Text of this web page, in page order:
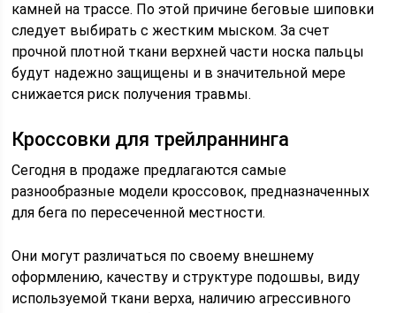
камней на трассе. По этой причине беговые шиповки
следует выбирать с жестким мыском. За счет
прочной плотной ткани верхней части носка пальцы
будут надежно защищены и в значительной мере
снижается риск получения травмы.
Кроссовки для трейлраннинга
Сегодня в продаже предлагаются самые
разнообразные модели кроссовок, предназначенных
для бега по пересеченной местности.
Они могут различаться по своему внешнему
оформлению, качеству и структуре подошвы, виду
используемой ткани верха, наличию агрессивного